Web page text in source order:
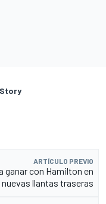
ARTÍCULO PREVIO
ganar con Hamilton en
llantas traseras